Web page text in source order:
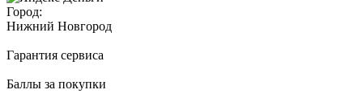
Город:
Нижний Новгород
Гарантия сервиса
Баллы за покупки